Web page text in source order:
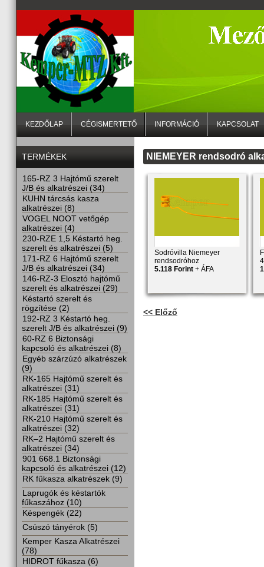
KEZDŐLAP CÉGISMERTETŐ INFORMÁCIÓ KAPCSOLAT
NIEMEYER rendsodró
Sodróvilla Niemeyer
rendsodróhoz
5.118 Forint + ÁFA
<< Előző
TERMÉKEK
165-RZ 3 Hajtómű szerelt
J/B és alkatrészei (34)
KUHN tárcsás kasza
alkatrészei (8)
VOGEL NOOT vetőgép
alkatrészei (4)
230-RZE 1,5 Késtartó heg.
szerelt és alkatrészei (5)
171-RZ 6 Hajtómű szerelt
J/B és alkatrészei (34)
146-RZ-3 Elosztó hajtómű
szerelt és alkatrészei (29)
Késtartó szerelt és
rögzítése (2)
192-RZ 3 Késtartó heg.
szerelt J/B és alkatrészei (9)
60-RZ 6 Biztonsági
kapcsoló és alkatrészei (8)
Egyéb szárzúzó alkatrészek
(9)
RK-165 Hajtómű szerelt és
alkatrészei (31)
RK-185 Hajtómű szerelt és
alkatrészei (31)
RK-210 Hajtómű szerelt és
alkatrészei (32)
RK–2 Hajtómű szerelt és
alkatrészei (34)
901 668.1 Biztonsági
kapcsoló és alkatrészei (12)
RK fűkasza alkatrészek (9)
Laprugók és késtartók
fűkaszához (10)
Késpengék (22)
Csúszó tányérok (5)
Kemper Kasza Alkatrészei
(78)
HIDROT fűkasza (6)